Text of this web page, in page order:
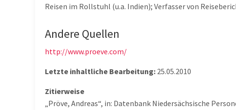
Reisen im Rollstuhl (u.a. Indien); Verfasser von
Andere Quellen
http://www.proeve.com/
Letzte inhaltliche Bearbeitung: 25.05.2010
Zitierweise
„Pröve, Andreas“, in: Datenbank Niedersächsische